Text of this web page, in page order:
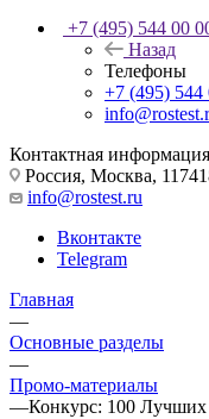
+7 (495) 544 00
Назад
Телефоны
+7 (495) 544
Контактная информация
Россия, Москва,
info@rostest.ru
Вконтакте
Telegram
Главная
—
Основные разделы
—
Промо-материалы
—Конкурс: 100 Лучших